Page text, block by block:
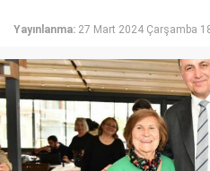
Yayınlanma: 27 Mart 2024 Çarşamba